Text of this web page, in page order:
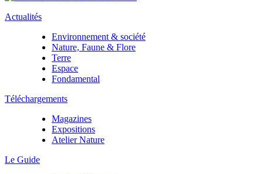
Actualités
Environnement & société
Nature, Faune & Flore
Terre
Espace
Fondamental
Téléchargements
Magazines
Expositions
Atelier Nature
Le Guide